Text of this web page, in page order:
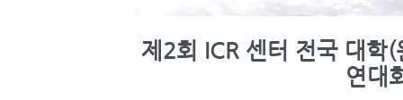
제2회 ICR 센터 전국 대학(
연대